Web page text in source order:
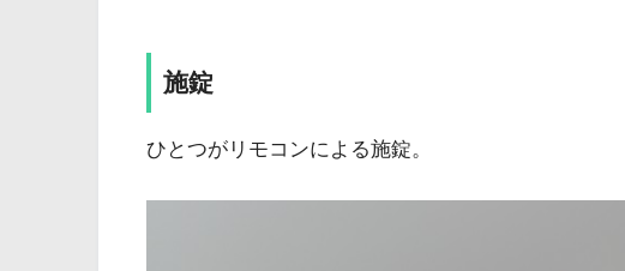
施錠
ひとつがリモコンによる施錠。